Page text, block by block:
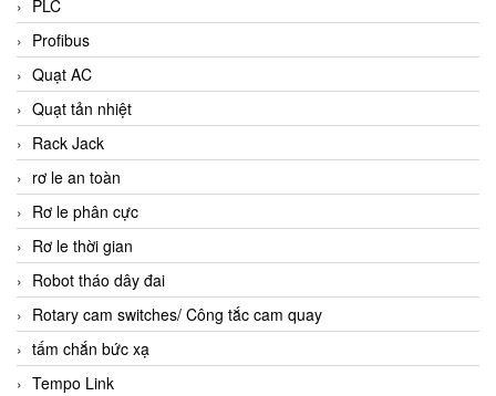
PLC
Profibus
Quạt AC
Quạt tản nhiệt
Rack Jack
rơ le an toàn
Rơ le phân cực
Rơ le thời gian
Robot tháo dây đai
Rotary cam switches/ Công tắc cam quay
tấm chắn bức xạ
Tempo Link